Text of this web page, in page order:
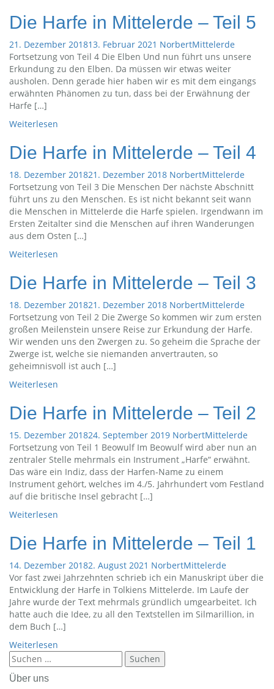
Die Harfe in Mittelerde – Teil 5
21. Dezember 201813. Februar 2021 NorbertMittelerde
Fortsetzung von Teil 4 Die Elben Und nun führt uns unsere
Erkundung zu den Elben. Da müssen wir etwas weiter
ausholen. Denn gerade hier haben wir es mit dem eingangs
erwähnten Phänomen zu tun, dass bei der Erwähnung der
Harfe […]
Weiterlesen
Die Harfe in Mittelerde – Teil 4
18. Dezember 201821. Dezember 2018 NorbertMittelerde
Fortsetzung von Teil 3 Die Menschen Der nächste Abschnitt
führt uns zu den Menschen. Es ist nicht bekannt seit wann
die Menschen in Mittelerde die Harfe spielen. Irgendwann im
Ersten Zeitalter sind die Menschen auf ihren Wanderungen
aus dem Osten […]
Weiterlesen
Die Harfe in Mittelerde – Teil 3
18. Dezember 201821. Dezember 2018 NorbertMittelerde
Fortsetzung von Teil 2 Die Zwerge So kommen wir zum ersten
großen Meilenstein unsere Reise zur Erkundung der Harfe.
Wir wenden uns den Zwergen zu. So geheim die Sprache der
Zwerge ist, welche sie niemanden anvertrauten, so
geheimnisvoll ist auch […]
Weiterlesen
Die Harfe in Mittelerde – Teil 2
15. Dezember 201824. September 2019 NorbertMittelerde
Fortsetzung von Teil 1 Beowulf Im Beowulf wird aber nun an
zentraler Stelle mehrmals ein Instrument „Harfe“ erwähnt.
Das wäre ein Indiz, dass der Harfen-Name zu einem
Instrument gehört, welches im 4./5. Jahrhundert vom Festland
auf die britische Insel gebracht […]
Weiterlesen
Die Harfe in Mittelerde – Teil 1
14. Dezember 20182. August 2021 NorbertMittelerde
Vor fast zwei Jahrzehnten schrieb ich ein Manuskript über die
Entwicklung der Harfe in Tolkiens Mittelerde. Im Laufe der
Jahre wurde der Text mehrmals gründlich umgearbeitet. Ich
hatte auch die Idee, zu all den Textstellen im Silmarillion, in
dem Buch […]
Weiterlesen
Suchen
nach:
Über uns